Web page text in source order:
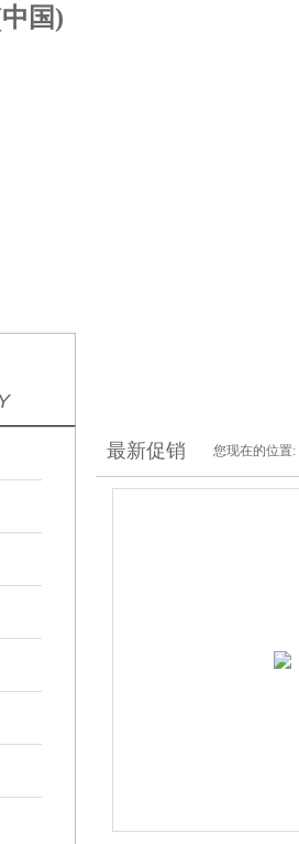
国)
最新促销 您现在的位置: